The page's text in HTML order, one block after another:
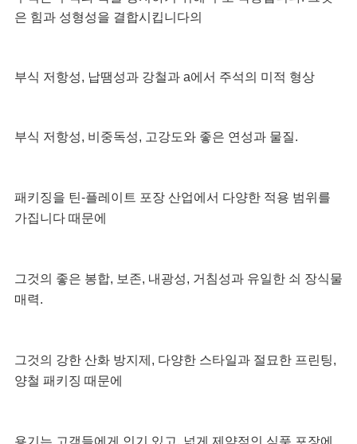
요
구
세
이
트
인
은 힘과 성형성을 결합시킵니다의
부식 저항성, 납땜성과 강철과 a에서 주석의 미적 형상
부식 저항성, 비중독성, 고강도와 좋은 연성과 물질.
패키징을 틴-플레이트 포장 산업에서 다양한 적용 범위를
가집니다 때문에
그것의 좋은 봉합, 보존, 내광성, 거침성과 유일한 쇠 장식물
매력.
그것의 강한 산화 방지제, 다양한 스타일과 절묘한 프린팅,
양철 패키징 때문에